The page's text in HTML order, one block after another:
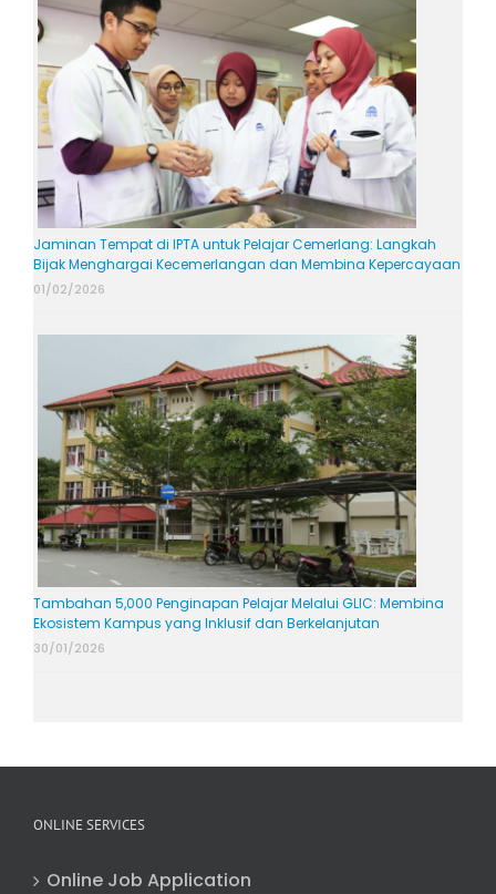
Jaminan Tempat di IPTA untuk Pelajar Cemerlang: Langkah
Bijak Menghargai Kecemerlangan dan Membina Kepercayaan
01/02/2026
Tambahan 5,000 Penginapan Pelajar Melalui GLIC: Membina
Ekosistem Kampus yang Inklusif dan Berkelanjutan
30/01/2026
ONLINE SERVICES
Online Job Application